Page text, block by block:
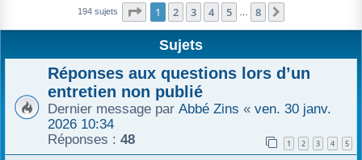
e
r
194 sujets Page 1sur8
1 2 3 4 5 8
Sujets
Réponses aux questions lors d’un
entretien non publié
Dernier message par Abbé Zins « ven. 30 janv.
2026 10:34
Réponses : 48 1 2 3 4 5